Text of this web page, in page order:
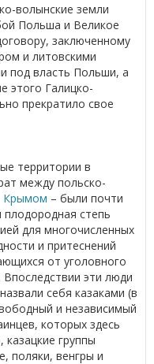
волынские земли
Польша и Великое
заключенному
и литовскими
под власть Польши, а
этого Галицко-
прекратило свое
территории в
между польско-
Крымом – были почти
степь
для многочисленных
и притеснений
от уголовного
Впоследствии эти люди
себя казаками (в
и независимый
которых здесь
группы
поляки, венгры и